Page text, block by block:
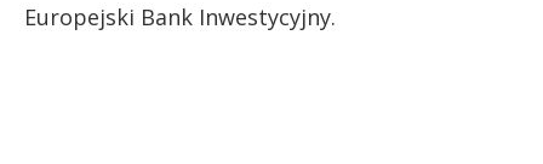
Europejski Bank Inwestycyjny.